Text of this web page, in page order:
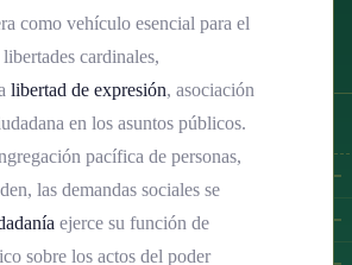
como vehículo esencial para el
cardinales,
libertad de expresión, asociación
en los asuntos públicos.
pacífica de personas,
las demandas sociales se
ejerce su función de
sobre los actos del poder